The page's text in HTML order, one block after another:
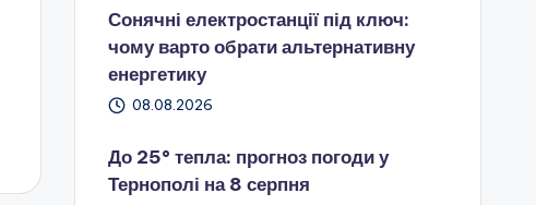
Сонячні електростанції під ключ:
чому варто обрати альтернативну
енергетику
08.08.2026
До 25° тепла: прогноз погоди у
Тернополі на 8 серпня